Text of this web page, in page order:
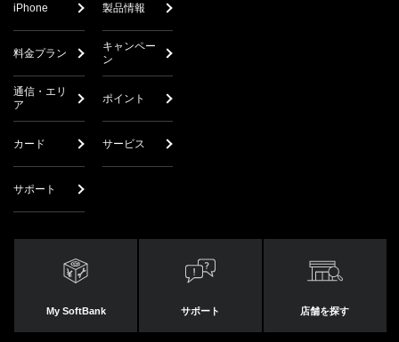
iPhone 製品情報
料金プラン
キャンペー
ン
通信・エリ
ア
ポイント
カード サービス
サポート
My SoftBank サポート 店舗を探す